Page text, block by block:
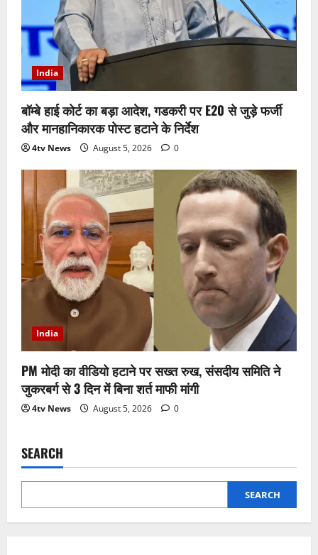
India
बॉम्बे हाई कोर्ट का बड़ा आदेश, गडकरी पर E20 से जुड़े फर्जी
और मानहानिकारक पोस्ट हटाने के निर्देश
4tv News August 5, 2026 0
India
PM मोदी का वीडियो हटाने पर सख्त रुख, संसदीय समिति ने
जुकरबर्ग से 3 दिन में बिना शर्त माफी मांगी
4tv News August 5, 2026 0
SEARCH
SEARCH